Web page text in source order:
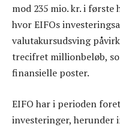
mod 235 mio. kr. i første
hvor EIFOs
valutakursudsving
trecifret millionbeløb,
finansielle poster.
EIFO har i perioden
investeringer, herunder